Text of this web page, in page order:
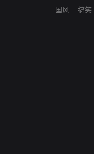
国风
搞笑